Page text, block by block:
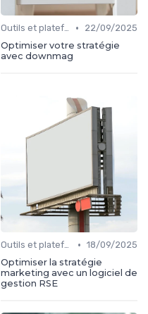
Outils et plateformes •
22/09/2025
Optimiser votre stratégie
avec downmag
Outils et plateformes • 18/09/2025
Optimiser la stratégie
marketing avec un logiciel de
gestion RSE